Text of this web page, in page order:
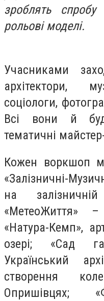
зроблять спробу
рольові моделі.
Учасниками
архітектори,
соціологи,
Всі вони й
тематичні
Кожен воркшоп
«Залізничні-
на
«МетеоЖиття»
«Натура-Кемп»,
озері; «Сад
Український
створення
Опришівцях;